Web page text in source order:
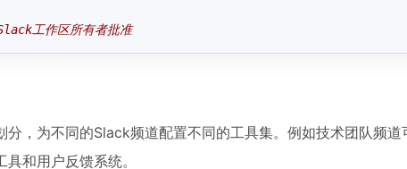
工作区所有者批准
分，为不同的Slack频道配置不同的工具集。例如技术团队频
和用户反馈系统。